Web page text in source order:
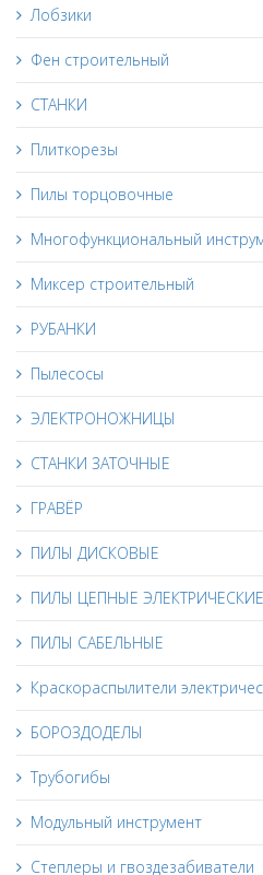
Лобзики
Фен строительный
СТАНКИ
Плиткорезы
Пилы торцовочные
Многофункциональный
Миксер строительный
РУБАНКИ
Пылесосы
ЭЛЕКТРОНОЖНИЦЫ
СТАНКИ ЗАТОЧНЫЕ
ГРАВЁР
ПИЛЫ ДИСКОВЫЕ
ПИЛЫ ЦЕПНЫЕ ЭЛЕКТРИЧЕСКИЕ
ПИЛЫ САБЕЛЬНЫЕ
Краскораспылители
БОРОЗДОДЕЛЫ
Трубогибы
Модульный инструмент
Степлеры и гвоздезабиватели